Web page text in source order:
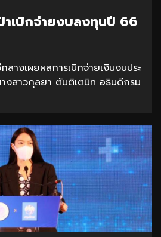
เบิกจ่ายงบลงทุนปี 66
ลางเผยผลการเบิกจ่ายเงินงบประ
สาวกุลยา ตันติเตมิท อธิบดีกรม